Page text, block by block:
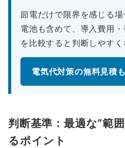
節電だけで限界を感じる
電池も含めて、導入費用
を比較すると判断しやすく
電気代対策の無料見積
判断基準：最適な“範
るポイント